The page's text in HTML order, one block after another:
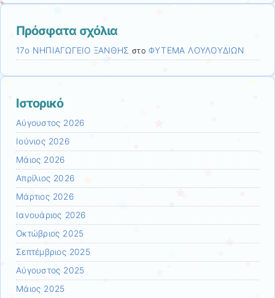
Πρόσφατα σχόλια
17ο ΝΗΠΙΑΓΩΓΕΙΟ ΞΑΝΘΗΣ στο ΦΥΤΕΜΑ ΛΟΥΛΟΥΔΙΩΝ
Ιστορικό
Αύγουστος 2026
Ιούνιος 2026
Μάιος 2026
Απρίλιος 2026
Μάρτιος 2026
Ιανουάριος 2026
Οκτώβριος 2025
Σεπτέμβριος 2025
Αύγουστος 2025
Μάιος 2025